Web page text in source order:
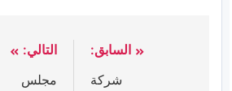
السابق:
شركة
التالي:
مجلس